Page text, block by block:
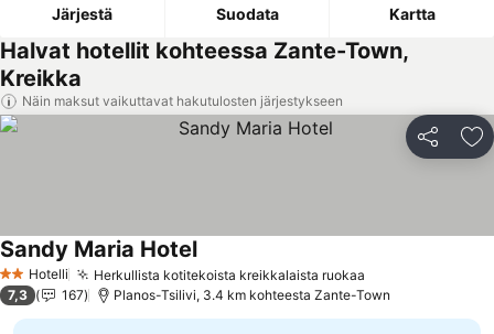
Järjestä Suodata Kartta
Halvat hotellit kohteessa Zante-Town,
Kreikka
Näin maksut vaikuttavat hakutulosten järjestykseen
Jaa
2 Tähtiluokitus
Hotelli Herkullista kotitekoista kreikkalaista ruokaa
Sandy Maria Hotel
7,3 167 Planos-Tsilivi, 3.4 km kohteesta Zante-Town